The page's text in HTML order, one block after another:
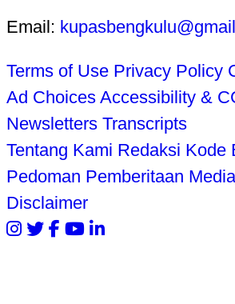
Email:
Terms of Use Privacy Policy
Ad Choices Accessibility &
Newsletters Transcripts
Tentang Kami Redaksi Kode
Pedoman Pemberitaan
Disclaimer